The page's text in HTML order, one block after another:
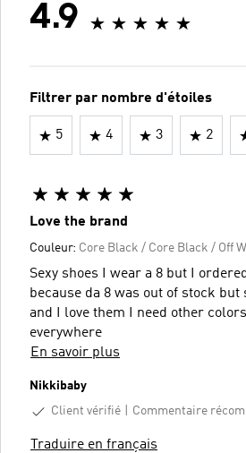
4.9
Filtrer par nombre d'étoiles
5 4 3 2
Love the brand
Couleur: Core Black / Core Black / Off
Sexy shoes I wear a 8 but I
because da 8 was out of stock
and I love them I need other
everywhere
En savoir plus
Nikkibaby
Client vérifié
Commentaire
Traduire en français